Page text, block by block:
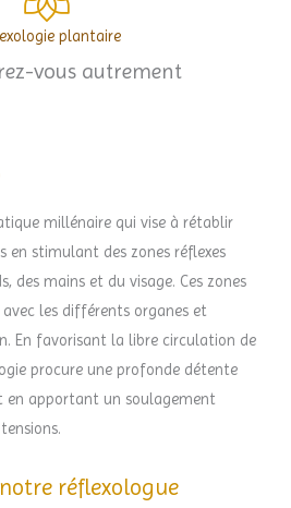
plantaire
vous autrement
millénaire qui vise à rétablir
en stimulant des zones réflexes
des mains et du visage. Ces zones
les différents organes et
En favorisant la libre circulation de
procure une profonde détente
en apportant un soulagement
réflexologue